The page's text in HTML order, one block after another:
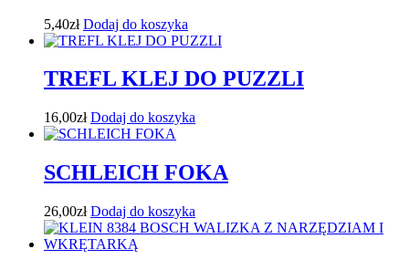
5,40zł Dodaj do koszyka
TREFL KLEJ DO PUZZLI
16,00zł Dodaj do koszyka
SCHLEICH FOKA
26,00zł Dodaj do koszyka